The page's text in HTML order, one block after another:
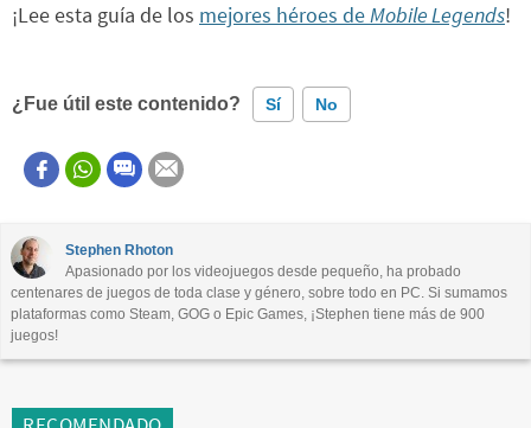
¡Lee esta guía de los mejores héroes deMobile Legends!
¿Fue útil este contenido? Sí No
Este contenido contiene información incorrecta
Otro
Stephen Rhoton
Apasionado por los videojuegos desde pequeño, ha probado
centenares de juegos de toda clase y género, sobre todo en PC. Si sumamos
plataformas como Steam, GOG o Epic Games, ¡Stephen tiene más de 900
juegos!